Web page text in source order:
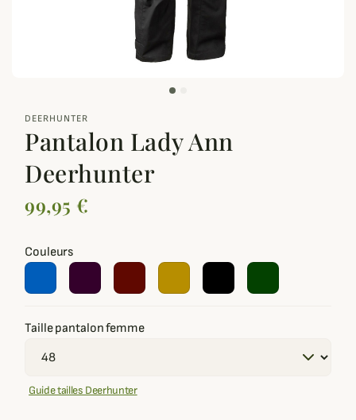
zoom_out_map
DEERHUNTER
Pantalon Lady Ann
Deerhunter
99,95 €
Couleurs
Taille pantalon femme
Guide tailles Deerhunter